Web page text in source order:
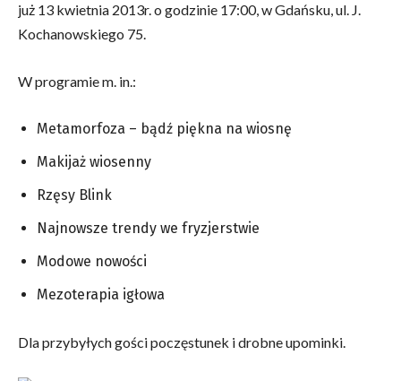
już 13 kwietnia 2013r. o godzinie 17:00, w Gdańsku, ul. J.
Kochanowskiego 75.
W programie m. in.:
Metamorfoza – bądź piękna na wiosnę
Makijaż wiosenny
Rzęsy Blink
Najnowsze trendy we fryzjerstwie
Modowe nowości
Mezoterapia igłowa
Dla przybyłych gości poczęstunek i drobne upominki.